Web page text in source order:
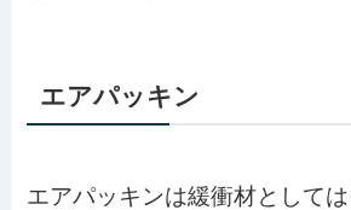
エアパッキン
エアパッキンは緩衝材として